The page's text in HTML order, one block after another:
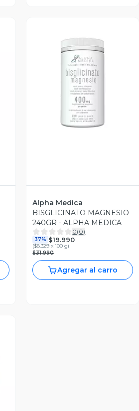
Vista Previa
Alpha Medica
BISGLICINATO MAGNESIO
240GR - ALPHA MEDICA
0(0)
37% $19.990
($8.329 x 100 g)
$31.990
Agregar al carro